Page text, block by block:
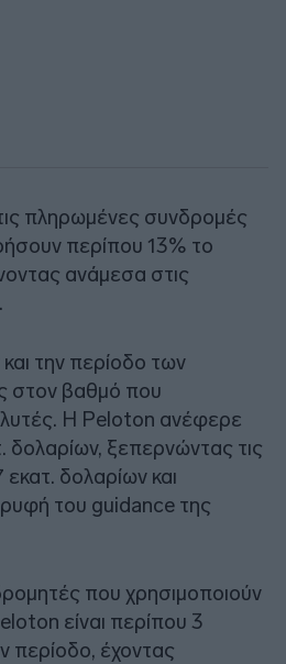
πληρωμένες συνδρομές
περίπου 13% το
ανάμεσα στις
την περίοδο των
στον βαθμό που
Η Peloton ανέφερε
δολαρίων, ξεπερνώντας τις
δολαρίων και
του guidance της
που χρησιμοποιούν
είναι περίπου 3
περίοδο, έχοντας